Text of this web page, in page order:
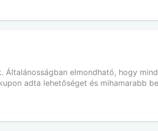
elmondható, hogy
adta lehetőséget és mihamarabb